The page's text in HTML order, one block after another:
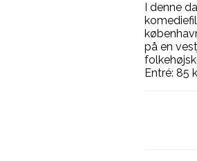
I denne
på en
Entré: 85